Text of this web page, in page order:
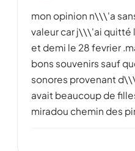
mon opinion n\\\'a
valeur car j\\\'ai quitté
et demi le 28 fevrier
bons souvenirs sauf
sonores provenant
avait beaucoup de
miradou chemin des